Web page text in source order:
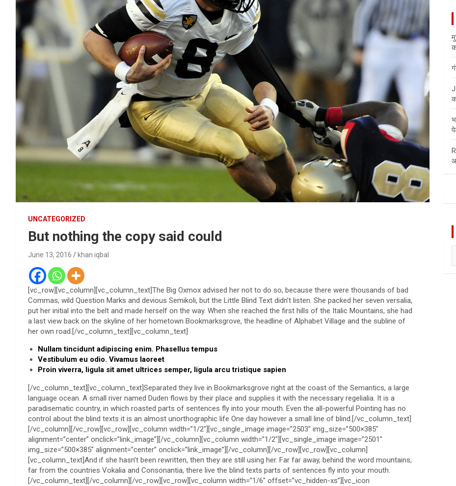
UNCATEGORIZED
But nothing the copy said could
June 13, 2016 khan iqbal
[vc_row][vc_column][vc_column_text]The Big Oxmox advised her not to do so, because there were thousands of bad
Commas, wild Question Marks and devious Semikoli, but the Little Blind Text didn’t listen. She packed her seven versalia,
put her initial into the belt and made herself on the way. When she reached the first hills of the Italic Mountains, she had
a last view back on the skyline of her hometown Bookmarksgrove, the headline of Alphabet Village and the subline of
her own road.[/vc_column_text][vc_column_text]
Nullam tincidunt adipiscing enim. Phasellus tempus
Vestibulum eu odio. Vivamus laoreet
Proin viverra, ligula sit amet ultrices semper, ligula arcu tristique sapien
[/vc_column_text][vc_column_text]Separated they live in Bookmarksgrove right at the coast of the Semantics, a large
language ocean. A small river named Duden flows by their place and supplies it with the necessary regelialia. It is a
paradisematic country, in which roasted parts of sentences fly into your mouth. Even the all-powerful Pointing has no
control about the blind texts it is an almost unorthographic life One day however a small line of blind.[/vc_column_text]
[/vc_column][/vc_row][vc_row][vc_column width=”1/2″][vc_single_image image=”2503″ img_size=”500×385″
alignment=”center” onclick=”link_image”][/vc_column][vc_column width=”1/2″][vc_single_image image=”2501″
img_size=”500×385″ alignment=”center” onclick=”link_image”][/vc_column][/vc_row][vc_row][vc_column]
[vc_column_text]And if she hasn’t been rewritten, then they are still using her. Far far away, behind the word mountains,
far from the countries Vokalia and Consonantia, there live the blind texts parts of sentences fly into your mouth.
[/vc_column_text][/vc_column][/vc_row][vc_row][vc_column width=”1/6″ offset=”vc_hidden-xs”][vc_icon